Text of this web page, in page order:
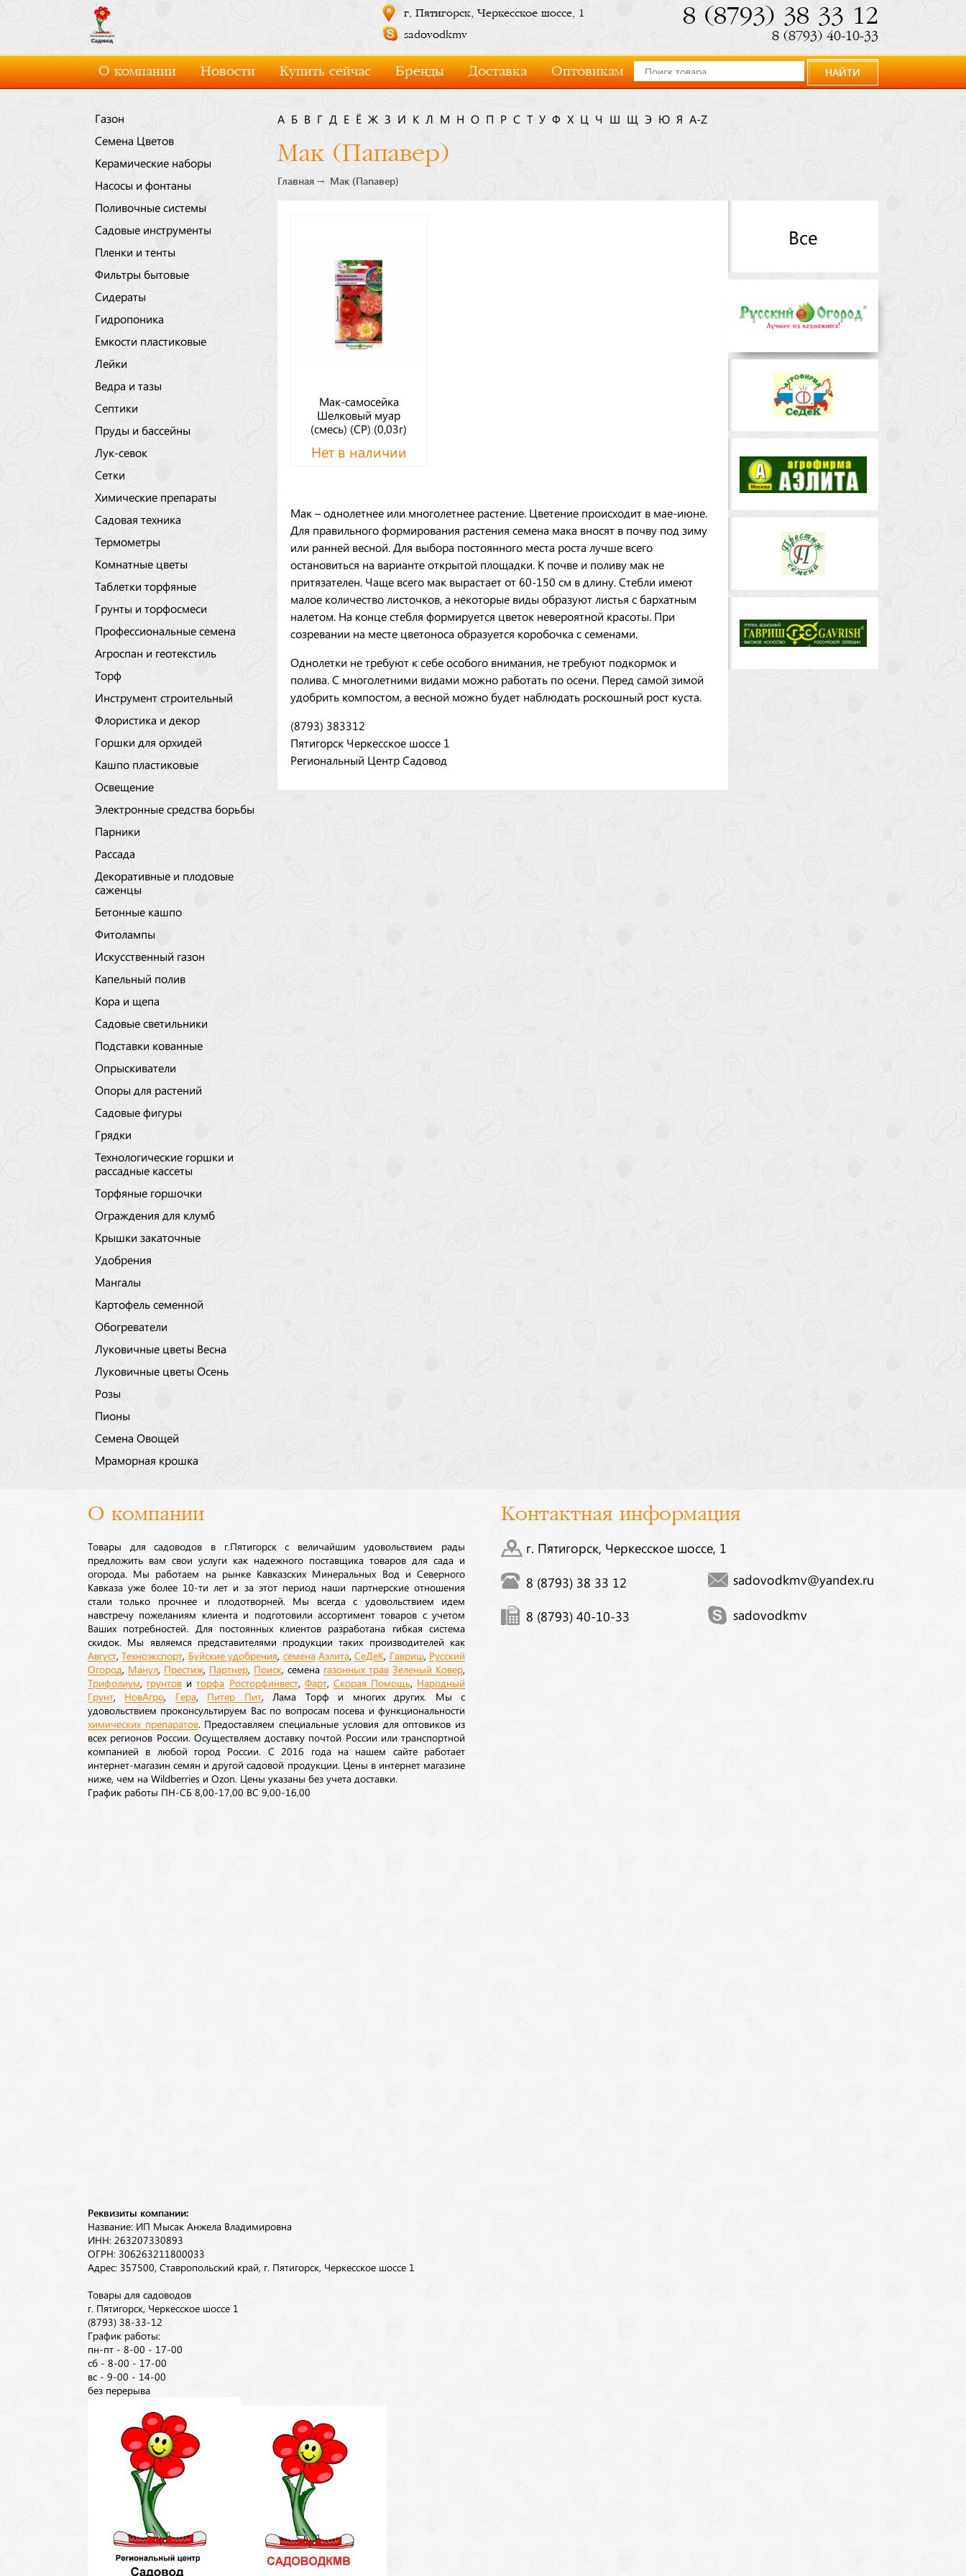
г. Пятигорск, Черкесское шоссе, 1
sadovodkmv
8 (8793) 38 33 12
8 (8793) 40-10-33
О компании Новости Купить сейчас Бренды Доставка Оптовикам НАЙТИ
Газон
Семена Цветов
Керамические наборы
Насосы и фонтаны
Поливочные системы
Садовые инструменты
Пленки и тенты
Фильтры бытовые
Сидераты
Гидропоника
Емкости пластиковые
Лейки
Ведра и тазы
Септики
Пруды и бассейны
Лук-севок
Сетки
Химические препараты
Садовая техника
Термометры
Комнатные цветы
Таблетки торфяные
Грунты и торфосмеси
Профессиональные семена
Агроспан и геотекстиль
Торф
Инструмент строительный
Флористика и декор
Горшки для орхидей
Кашпо пластиковые
Освещение
Электронные средства борьбы
Парники
Рассада
Декоративные и плодовые
саженцы
Бетонные кашпо
Фитолампы
Искусственный газон
Капельный полив
Кора и щепа
Садовые светильники
Подставки кованные
Опрыскиватели
Опоры для растений
Садовые фигуры
Грядки
Технологические горшки и
рассадные кассеты
Торфяные горшочки
Ограждения для клумб
Крышки закаточные
Удобрения
Мангалы
Картофель семенной
Обогреватели
Луковичные цветы Весна
Луковичные цветы Осень
Розы
Пионы
Семена Овощей
Мраморная крошка
А Б В Г Д Е Ё Ж З И К Л М Н О П Р С Т У Ф Х Ч Э Ю Я A-Z
Мак (Папавер)
Главная Мак (Папавер)
Мак-самосейка
Шелковый муар
(смесь) (СР) (0,03г)
Нет в наличии
Мак – однолетнее или многолетнее растение. Цветение происходит в мае-июне.
Для правильного формирования растения семена мака вносят в почву под зиму
или ранней весной. Для выбора постоянного места роста лучше всего
остановиться на варианте открытой площадки. К почве и поливу мак не
притязателен. Чаще всего мак вырастает от 60-150 см в длину. Стебли имеют
малое количество листочков, а некоторые виды образуют листья с бархатным
налетом. На конце стебля формируется цветок невероятной красоты. При
созревании на месте цветоноса образуется коробочка с семенами.
Однолетки не требуют к себе особого внимания, не требуют подкормок и
полива. С многолетними видами можно работать по осени. Перед самой зимой
удобрить компостом, а весной можно будет наблюдать роскошный рост куста.
(8793) 383312
Пятигорск Черкесское шоссе 1
Региональный Центр Садовод
Все
О компании
Товары для садоводов в г.Пятигорск с величайшим удовольствием рады
предложить вам свои услуги как надежного поставщика товаров для сада и
огорода. Мы работаем на рынке Кавказских Минеральных Вод и Северного
Кавказа уже более 10-ти лет и за этот период наши партнерские отношения
стали только прочнее и плодотворней. Мы всегда с удовольствием идем
навстречу пожеланиям клиента и подготовили ассортимент товаров с учетом
Ваших потребностей. Для постоянных клиентов разработана гибкая система
скидок. Мы являемся представителями продукции таких производителей как
Август ,Техноэкспорт Буйские удобрения семена Аэлита,СеДеК Гавриш Русский
Огород Манул Престиж Партнер Поиск , семена газонных трав Зеленый Ковер
Трифолиум грунтов иторфа Росторфинвест, Фарт, Скорая Помощь Народный
Грунт НовАгро Гера, Питер Пит, Лама Торф и многих других. Мы с
удовольствием проконсультируем Вас по вопросам посева и функциональности
химических препаратов. Предоставляем специальные условия для оптовиков из
всех регионов России. Осуществляем доставку почтой России или транспортной
компанией в любой город России. С 2016 года на нашем сайте работает
интернет-магазин семян и другой садовой продукции. Цены в интернет магазине
ниже, чем на Wildberries и Ozon. Цены указаны без учета доставки.
График работы ПН-СБ 8,00-17,00 ВС 9,00-16,00
Реквизиты компании:
Название: ИП Мысак Анжела Владимировна
ИНН: 263207330893
ОГРН: 306263211800033
Адрес: 357500, Ставропольский край, г. Пятигорск, Черкесское шоссе 1
Товары для садоводов
г. Пятигорск, Черкесское шоссе 1
(8793) 38-33-12
График работы:
пн-пт - 8-00 - 17-00
сб - 8-00 - 17-00
вс - 9-00 - 14-00
без перерыва
Контактная информация
г. Пятигорск, Черкесское шоссе, 1
8 (8793) 38 33 12
8 (8793) 40-10-33
sadovodkmv@yandex.ru
sadovodkmv